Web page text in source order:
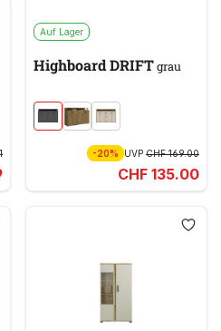
Auf Lager
Highboard DRIFTgrau
-20% UVPCHF 169.00
CHF 135.00